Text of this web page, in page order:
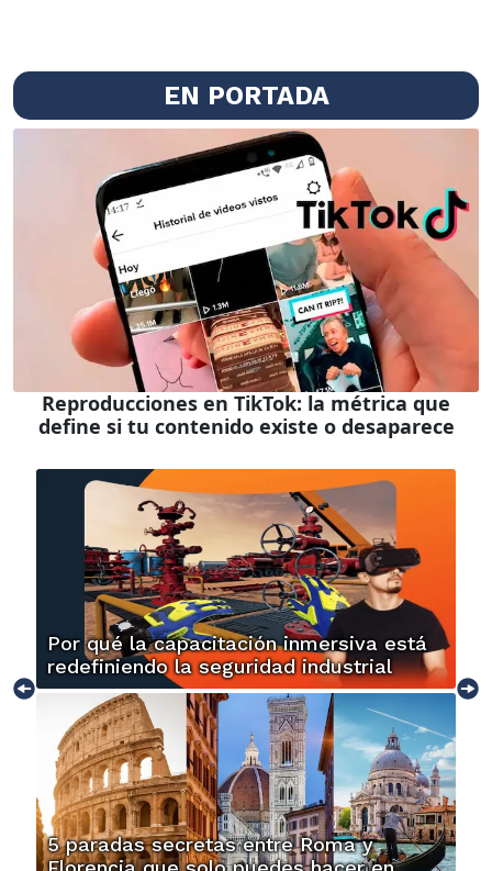
EN PORTADA
Reproducciones en TikTok: la métrica que
define si tu contenido existe o desaparece
Por qué la capacitación inmersiva está
redefiniendo la seguridad industrial
5 paradas secretas entre Roma y